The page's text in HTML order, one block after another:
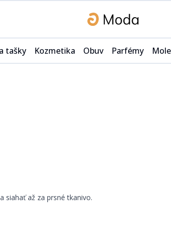
tašky Kozmetika Obuv Parfémy